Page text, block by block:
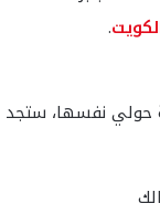
.
حولي نفسها، ستجد